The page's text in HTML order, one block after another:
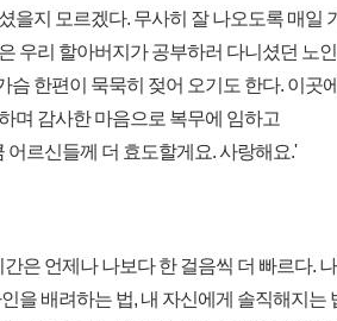
을지 모르겠다. 무사히 잘 나오도록 매일
우리 할아버지가 공부하러 다니셨던 노
슴 한편이 묵묵히 젖어 오기도 한다. 이곳
며 감사한 마음으로 복무에 임하고
어르신들께 더 효도할게요. 사랑해요.'
은 언제나 나보다 한 걸음씩 더 빠르다.
을 배려하는 법, 내 자신에게 솔직해지